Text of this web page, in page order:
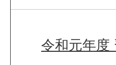
令和元年度